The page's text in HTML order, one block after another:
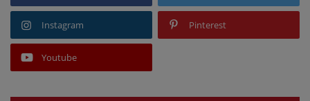
Instagram Pinterest
Youtube